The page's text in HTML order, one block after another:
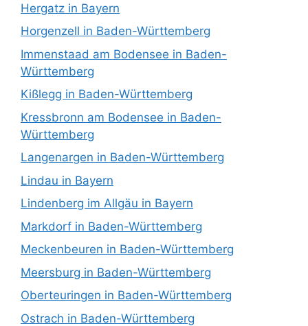
Hergatz in Bayern
Horgenzell in Baden-Württemberg
Immenstaad am Bodensee in Baden-
Württemberg
Kißlegg in Baden-Württemberg
Kressbronn am Bodensee in Baden-
Württemberg
Langenargen in Baden-Württemberg
Lindau in Bayern
Lindenberg im Allgäu in Bayern
Markdorf in Baden-Württemberg
Meckenbeuren in Baden-Württemberg
Meersburg in Baden-Württemberg
Oberteuringen in Baden-Württemberg
Ostrach in Baden-Württemberg